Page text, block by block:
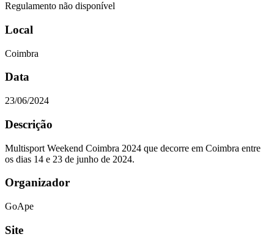
Regulamento não disponível
Local
Coimbra
Data
23/06/2024
Descrição
Multisport Weekend Coimbra 2024 que decorre em Coimbra entre
os dias 14 e 23 de junho de 2024.
Organizador
GoApe
Site